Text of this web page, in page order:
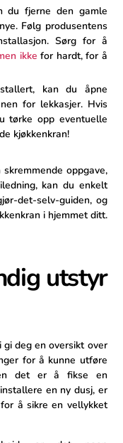
du ​fjerne den gamle
Følg⁣ produsentens
Sørg for å
ikke for hardt, ​for å
kan du åpne
for lekkasjer. Hvis
tørke opp eventuelle
kjøkkenkran!
oppgave,
kan du enkelt
det-selv-guiden, og
i hjemmet ditt.
utstyr
deg en ‌oversikt over
for å kunne utføre
det er å fikse en
en ny‍ dusj, er
å sikre en vellykket